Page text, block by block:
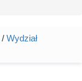
/ Wydział